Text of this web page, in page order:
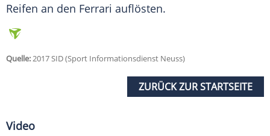
Reifen an den Ferrari auflösten.
Quelle:2017 SID (Sport Informationsdienst Neuss)
ZURÜCK ZUR STARTSEITE
Video